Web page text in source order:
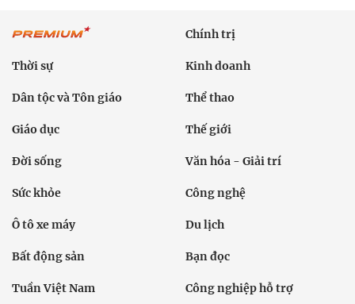
Chính trị
Thời sự Kinh doanh
Dân tộc và Tôn giáo Thể thao
Giáo dục Thế giới
Đời sống Văn hóa - Giải trí
Sức khỏe Công nghệ
Ô tô xe máy Du lịch
Bất động sản Bạn đọc
Tuần Việt Nam Công nghiệp hỗ trợ